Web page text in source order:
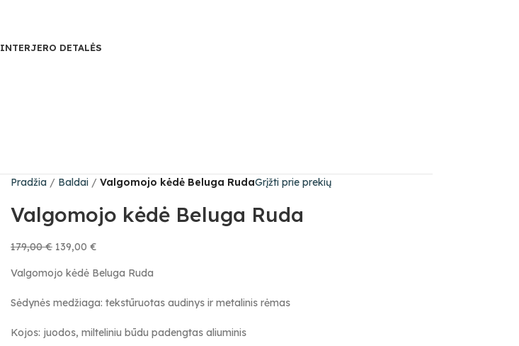
INTERJERO DETALĖS
Pradžia Baldai Valgomojo kėdė Beluga RudaGrįžti prie prekių
Valgomojo kėdė Beluga Ruda
179,00€ 139,00 €
Valgomojo kėdė Beluga Ruda
Sėdynės medžiaga: tekstūruotas audinys ir metalinis rėmas
Kojos: juodos, milteliniu būdu padengtas aliuminis